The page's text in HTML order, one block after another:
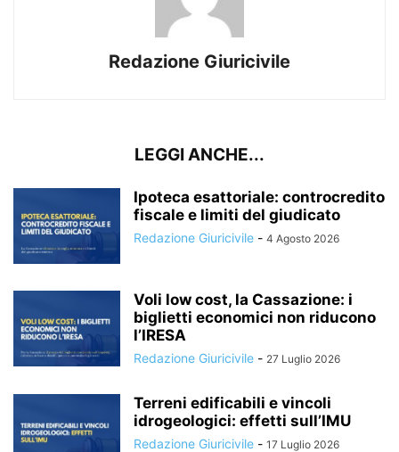
Redazione Giuricivile
LEGGI ANCHE...
Ipoteca esattoriale: controcredito
fiscale e limiti del giudicato
Redazione Giuricivile - 4 Agosto 2026
Voli low cost, la Cassazione: i
biglietti economici non riducono
l’IRESA
Redazione Giuricivile - 27 Luglio 2026
Terreni edificabili e vincoli
idrogeologici: effetti sull’IMU
Redazione Giuricivile - 17 Luglio 2026